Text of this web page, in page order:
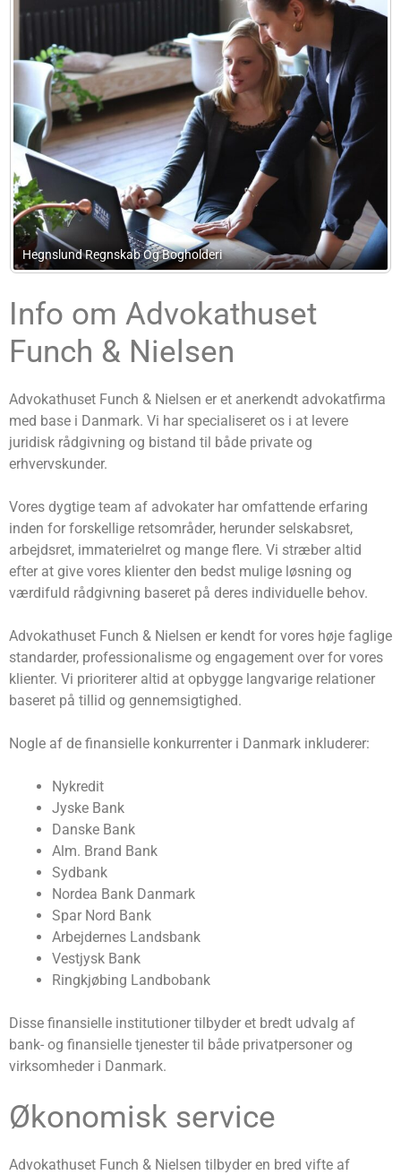
Høgedal Advokater ApS (tidl. Advokatfirmaet
Info om Advokathuset
Funch & Nielsen
Advokathuset Funch & Nielsen er et anerkendt advokatfirma
med base i Danmark. Vi har specialiseret os i at levere
juridisk rådgivning og bistand til både private og
erhvervskunder.
Vores dygtige team af advokater har omfattende erfaring
inden for forskellige retsområder, herunder selskabsret,
arbejdsret, immaterielret og mange flere. Vi stræber altid
efter at give vores klienter den bedst mulige løsning og
værdifuld rådgivning baseret på deres individuelle behov.
Advokathuset Funch & Nielsen er kendt for vores høje faglige
standarder, professionalisme og engagement over for vores
klienter. Vi prioriterer altid at opbygge langvarige relationer
baseret på tillid og gennemsigtighed.
Nogle af de finansielle konkurrenter i Danmark inkluderer:
Nykredit
Jyske Bank
Danske Bank
Alm. Brand Bank
Sydbank
Nordea Bank Danmark
Spar Nord Bank
Arbejdernes Landsbank
Vestjysk Bank
Ringkjøbing Landbobank
Disse finansielle institutioner tilbyder et bredt udvalg af
bank- og finansielle tjenester til både privatpersoner og
virksomheder i Danmark.
Økonomisk service
Advokathuset Funch & Nielsen tilbyder en bred vifte af